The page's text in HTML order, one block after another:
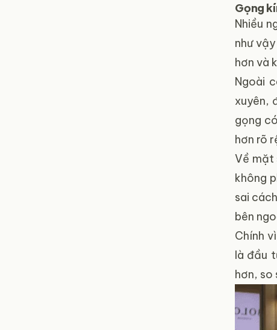
Gọng
Nhiều
như
hơn và
Ngoài
xuyên,
gọng
hơn rõ
Về mặt
không
sai
bên
Chính
là đầu
hơn, so